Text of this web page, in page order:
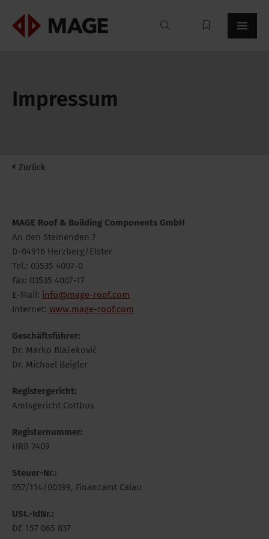
Mageroof
Impressum
Zurück
MAGE Roof & Building Components GmbH
An den Steinenden 7
D-04916 Herzberg/Elster
Tel.: 03535 4007-0
Fax: 03535 4007-17
E-Mail: info@mage-roof.com
Internet: www.mage-roof.com
Geschäftsführer:
Dr. Marko Blažeković
Dr. Michael Beigler
Registergericht:
Amtsgericht Cottbus
Registernummer:
HRB 2409
Steuer-Nr.:
057/114/00399, Finanzamt Calau
USt.-IdNr.:
DE 157 065 837